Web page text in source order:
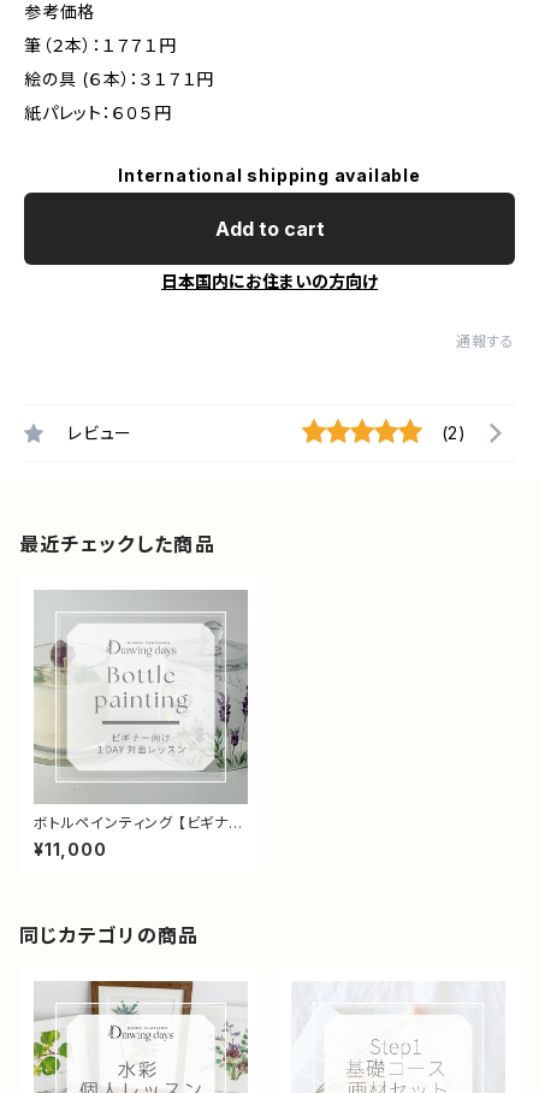
参考価格
筆（２本）：１７７１円
絵の具 (６本）：３１７１円
紙パレット：６０５円
International shipping available
Add to cart
日本国内にお住まいの方向け
通報する
レビュー (2)
最近チェックした商品
ボトルペインティング 【ビギナー
レッスン】
¥11,000
同じカテゴリの商品